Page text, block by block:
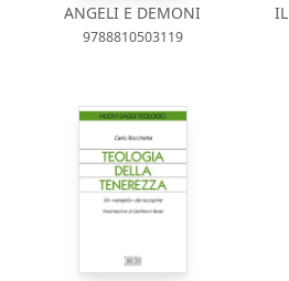
ANGELI E DEMONI
9788810503119